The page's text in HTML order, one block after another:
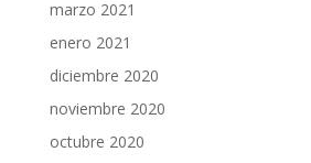
marzo 2021
enero 2021
diciembre 2020
noviembre 2020
octubre 2020